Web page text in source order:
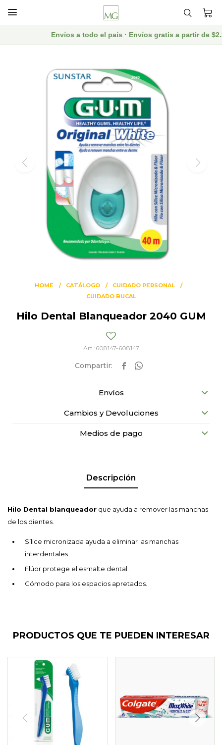

Envíos a todo el país · Envíos gratis a partir de
HOME CATÁLOGO
CUIDADO PERSONAL
CUIDADO BUCAL
Hilo Dental Blanqueador 2040 GUM
608147-608147
 
Envíos
Cambios y Devoluciones
Medios de pago
Descripción
Hilo Dental blanqueador que ayuda a remover las manchas
de los dientes.
Sílice micronizada ayuda a eliminar las manchas
interdentales.
Flúor protege el esmalte dental.
Cómodo para los espacios apretados.
PRODUCTOS QUE TE PUEDEN INTERESAR